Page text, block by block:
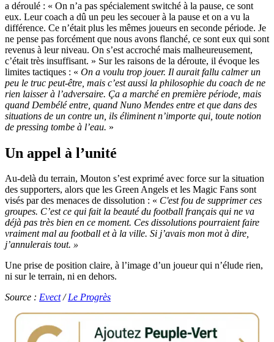
a déroulé : « On n’a pas spécialement switché à la pause, ce sont
eux. Leur coach a dû un peu les secouer à la pause et on a vu la
différence. Ce n’était plus les mêmes joueurs en seconde période. Je
ne pense pas forcément que nous avons flanché, ce sont eux qui sont
revenus à leur niveau. On s’est accroché mais malheureusement,
c’était très insuffisant. » Sur les raisons de la déroute, il évoque les
limites tactiques : « On a voulu trop jouer. Il aurait fallu calmer un
peu le truc peut-être, mais c’est aussi la philosophie du coach de ne
rien laisser à l’adversaire. Ça a marché en première période, mais
quand Dembélé entre, quand Nuno Mendes entre et que dans des
situations de un contre un, ils éliminent n’importe qui, toute notion
de pressing tombe à l’eau. »
Un appel à l’unité
Au-delà du terrain, Mouton s’est exprimé avec force sur la situation
des supporters, alors que les Green Angels et les Magic Fans sont
visés par des menaces de dissolution : « C'est fou de supprimer ces
groupes. C’est ce qui fait la beauté du football français qui ne va
déjà pas très bien en ce moment. Ces dissolutions pourraient faire
vraiment mal au football et à la ville. Si j’avais mon mot à dire,
j’annulerais tout. »
Une prise de position claire, à l’image d’un joueur qui n’élude rien,
ni sur le terrain, ni en dehors.
Source : Evect/Le Progrès